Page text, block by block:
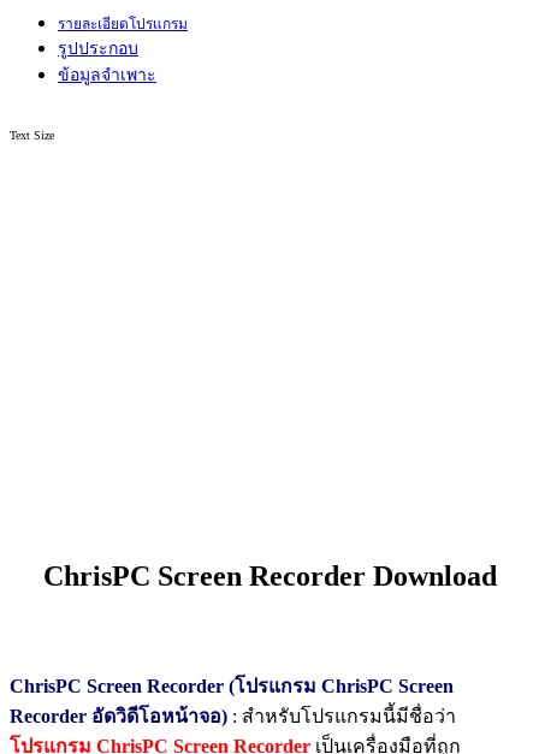
รายละเอียดโปรแกรม
รูปประกอบ
ข้อมูลจำเพาะ
Text Size
ChrisPC Screen Recorder Download
ChrisPC Screen Recorder (โปรแกรม ChrisPC Screen
Recorder อัดวิดีโอหน้าจอ) : สำหรับโปรแกรมนี้มีชื่อว่า
โปรแกรม ChrisPC Screen Recorder เป็นเครื่องมือที่ถูก